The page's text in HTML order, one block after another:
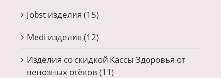
Jobst изделия (15)
Medi изделия (12)
Изделия со скидкой Кассы Здоровья от
венозных отёков (11)